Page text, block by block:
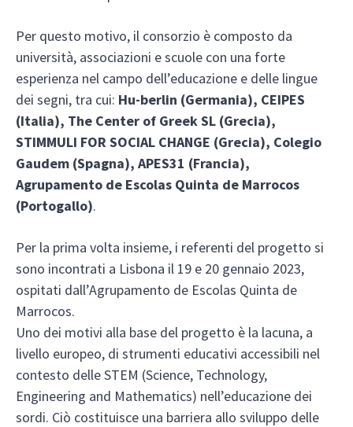
Per questo motivo, il consorzio è composto da
università, associazioni e scuole con una forte
esperienza nel campo dell’educazione e delle lingue
dei segni, tra cui: Hu-berlin (Germania), CEIPES
(Italia), The Center of Greek SL (Grecia),
STIMMULI FOR SOCIAL CHANGE (Grecia), Colegio
Gaudem (Spagna), APES31 (Francia),
Agrupamento de Escolas Quinta de Marrocos
(Portogallo).
Per la prima volta insieme, i referenti del progetto si
sono incontrati a Lisbona il 19 e 20 gennaio 2023,
ospitati dall’Agrupamento de Escolas Quinta de
Marrocos.
Uno dei motivi alla base del progetto è la lacuna, a
livello europeo, di strumenti educativi accessibili nel
contesto delle STEM (Science, Technology,
Engineering and Mathematics) nell’educazione dei
sordi. Ciò costituisce una barriera allo sviluppo delle